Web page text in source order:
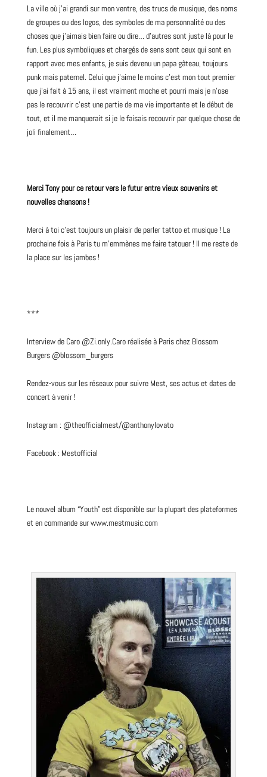
La ville où j’ai grandi sur mon ventre, des trucs de musique, des noms
de groupes ou des logos, des symboles de ma personnalité ou des
choses que j’aimais bien faire ou dire… d’autres sont juste là pour le
fun. Les plus symboliques et chargés de sens sont ceux qui sont en
rapport avec mes enfants, je suis devenu un papa gâteau, toujours
punk mais paternel. Celui que j’aime le moins c’est mon tout premier
que j’ai fait à 15 ans, il est vraiment moche et pourri mais je n’ose
pas le recouvrir c’est une partie de ma vie importante et le début de
tout, et il me manquerait si je le faisais recouvrir par quelque chose de
joli finalement…
Merci Tony pour ce retour vers le futur entre vieux souvenirs et
nouvelles chansons !
Merci à toi c’est toujours un plaisir de parler tattoo et musique ! La
prochaine fois à Paris tu m’emmènes me faire tatouer ! Il me reste de
la place sur les jambes !
***
Interview de Caro @Zi.only.Caro réalisée à Paris chez Blossom
Burgers @blossom_burgers
Rendez-vous sur les réseaux pour suivre Mest, ses actus et dates de
concert à venir !
Instagram : @theofficialmest/@anthonylovato
Facebook : Mestofficial
Le nouvel album “Youth” est disponible sur la plupart des plateformes
et en commande sur www.mestmusic.com